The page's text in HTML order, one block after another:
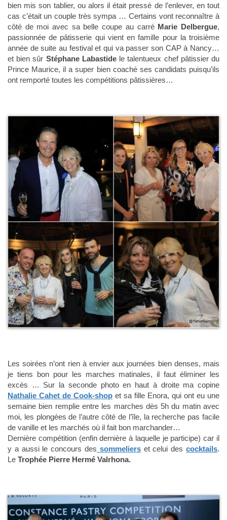
bien mis son tablier, ou alors il était pressé de l’enlever, en tout
cas c’était un couple très sympa … Certains vont reconnaître à
côté de moi avec sa belle coupe au carré Marie Delbergue,
passionnée de pâtisserie qui vient en famille pour la troisième
année de suite au festival et qui va passer son CAP à Nancy…
et bien sûr Stéphane Labastidele talentueux chef pâtissier du
Prince Maurice, il a super bien coaché ses candidats puisqu’ils
ont remporté toutes les compétitions pâtissières…
Les soirées n’ont rien à envier aux journées bien denses, mais
je tiens bon pour les marches matinales, il faut éliminer les
excès … Sur la seconde photo en haut à droite ma copine
Nathalie Cahet de Cook-shop et sa fille Enora, qui ont eu une
semaine bien remplie entre les marches dès 5h du matin avec
moi, les plongées de l’autre côté de l’île, la recherche pas facile
de vanille et les marchés où il fait bon marchander…
Dernière compétition (enfin dernière à laquelle je participe) car il
y a aussi le concours des sommelierset celui descocktails.
Le Trophée Pierre Hermé Valrhona.